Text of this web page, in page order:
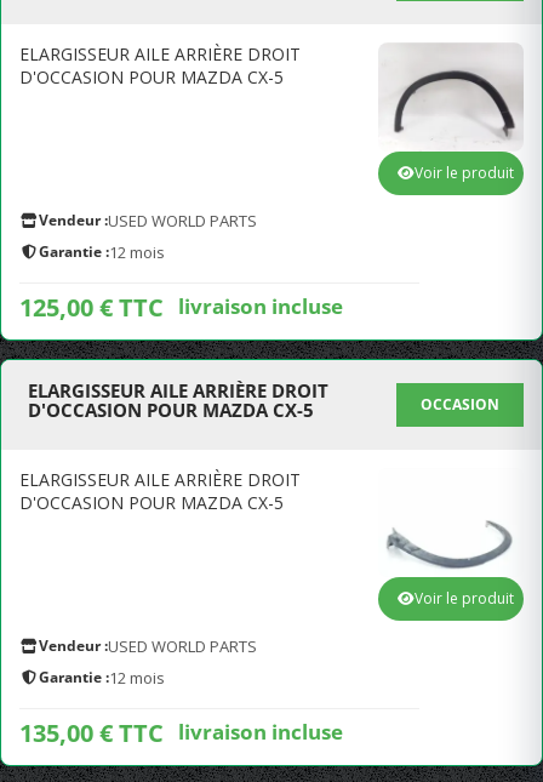
ELARGISSEUR AILE ARRIÈRE DROIT
D'OCCASION POUR MAZDA CX-5
Vendeur :USED WORLD PARTS
Garantie :12 mois
125,00 € TTC livraison incluse
Voir le produit
ELARGISSEUR AILE ARRIÈRE DROIT
D'OCCASION POUR MAZDA CX-5
OCCASION
ELARGISSEUR AILE ARRIÈRE DROIT
D'OCCASION POUR MAZDA CX-5
Vendeur :USED WORLD PARTS
Garantie :12 mois
135,00 € TTC livraison incluse
Voir le produit